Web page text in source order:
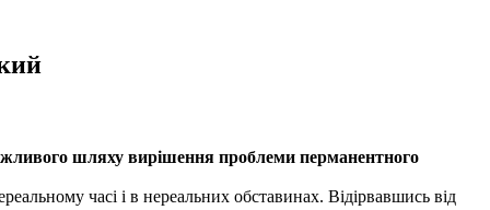
шляху вирішення проблеми перманентного
часі і в нереальних обставинах. Відірвавшись від